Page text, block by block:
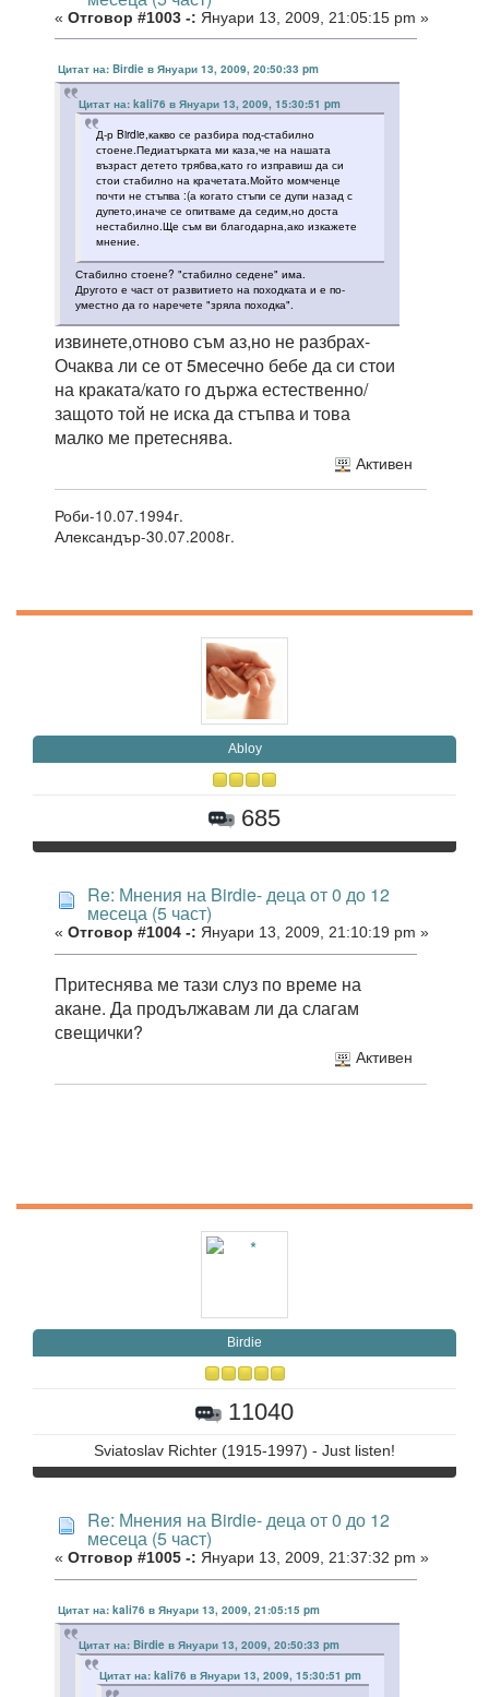
« Отговор #1003 -: Януари 13, 2009, 21:05:15 pm »
Цитат на: Birdie в Януари 13, 2009, 20:50:33 pm
Цитат на: kali76 в Януари 13, 2009, 15:30:51 pm
Д-р Birdie,какво се разбира под-стабилно
стоене.Педиатърката ми каза,че на нашата
възраст детето трябва,като го изправиш да си
стои стабилно на крачетата.Мойто момченце
почти не стъпва :(а когато стъпи се дупи назад с
дупето,иначе се опитваме да седим,но доста
нестабилно.Ще съм ви благодарна,ако изкажете
мнение.
Стабилно стоене? "стабилно седене" има.
Другото е част от развитието на походката и е по-
уместно да го наречете "зряла походка".
извинете,отново съм аз,но не разбрах-
Очаква ли се от 5месечно бебе да си стои
на краката/като го държа естественно/
защото той не иска да стъпва и това
малко ме претеснява.
Активен
Роби-10.07.1994г.
Александър-30.07.2008г.
Abloy
685
Re: Мнения на Birdie- деца от 0 до 12
месеца (5 част)
« Отговор #1004 -: Януари 13, 2009, 21:10:19 pm »
Притеснява ме тази слуз по време на
акане. Да продължавам ли да слагам
свещички?
Активен
Birdie
11040
Sviatoslav Richter (1915-1997) - Just listen!
Re: Мнения на Birdie- деца от 0 до 12
месеца (5 част)
« Отговор #1005 -: Януари 13, 2009, 21:37:32 pm »
Цитат на: kali76 в Януари 13, 2009, 21:05:15 pm
Цитат на: Birdie в Януари 13, 2009, 20:50:33 pm
Цитат на: kali76 в Януари 13, 2009, 15:30:51 pm